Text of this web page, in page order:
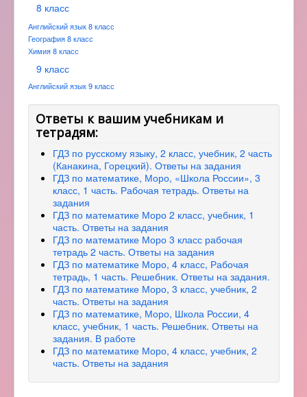
8 класс
Английский язык 8 класс
География 8 класс
Химия 8 класс
9 класс
Английский язык 9 класс
Ответы к вашим учебникам и
тетрадям:
ГДЗ по русскому языку, 2 класс, учебник, 2 часть
(Канакина, Горецкий). Ответы на задания
ГДЗ по математике, Моро, «Школа России», 3
класс, 1 часть. Рабочая тетрадь. Ответы на
задания
ГДЗ по математике Моро 2 класс, учебник, 1
часть. Ответы на задания
ГДЗ по математике Моро 3 класс рабочая
тетрадь 2 часть. Ответы на задания
ГДЗ по математике Моро, 4 класс, Рабочая
тетрадь, 1 часть. Решебник. Ответы на задания.
ГДЗ по математике Моро, 3 класс, учебник, 2
часть. Ответы на задания
ГДЗ по математике, Моро, Школа России, 4
класс, учебник, 1 часть. Решебник. Ответы на
задания. В работе
ГДЗ по математике Моро, 4 класс, учебник, 2
часть. Ответы на задания